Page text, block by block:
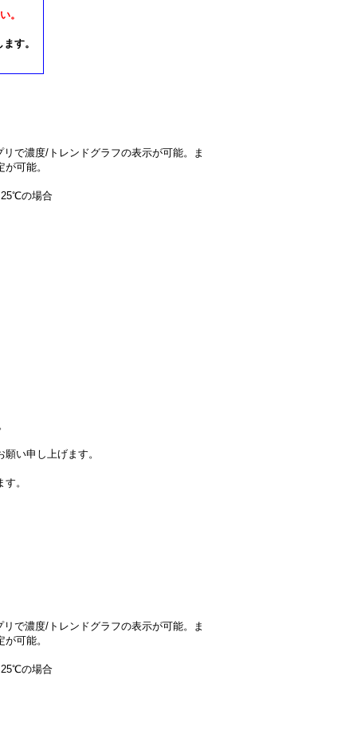
。
す。
で濃度/トレンドグラフの表示が可能。ま
可能。
25℃の場合
い申し上げます。
。
で濃度/トレンドグラフの表示が可能。ま
可能。
25℃の場合